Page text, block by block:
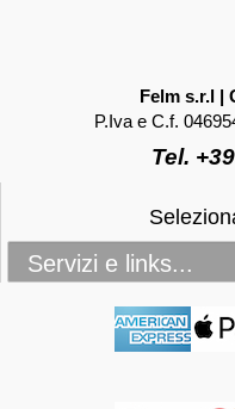
Felm s.r.l |
P.Iva e C.f.
Tel.